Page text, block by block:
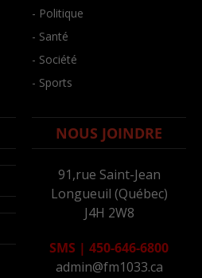
- Politique
- Santé
- Société
- Sports
NOUS JOINDRE
91,rue Saint-Jean
Longueuil (Québec)
J4H 2W8
SMS | 450-646-6800
admin@fm1033.ca